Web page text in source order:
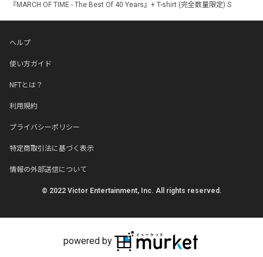
『MARCH OF TIME - The Best Of 40 Years』+ T-shirt (完全数量限定) S
ヘルプ
使い方ガイド
NFTとは？
利用規約
プライバシーポリシー
特定商取引法に基づく表示
情報の外部送信について
© 2022 Victor Entertainment, Inc. All rights reserved.
powered by